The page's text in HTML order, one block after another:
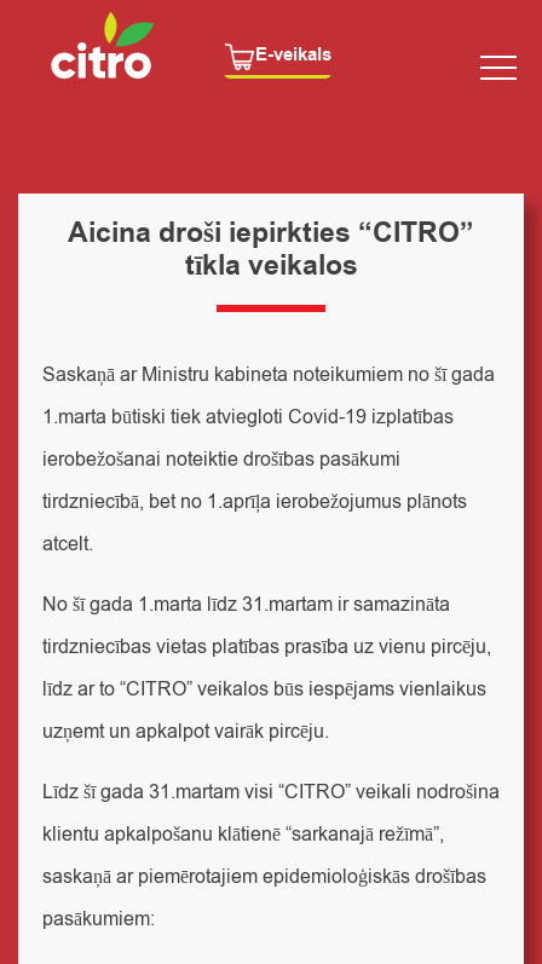
E-veikals
Aicina droši iepirkties “CITRO”
tīkla veikalos
Saskaņā ar Ministru kabineta noteikumiem no šī gada
1.marta būtiski tiek atviegloti Covid-19 izplatības
ierobežošanai noteiktie drošības pasākumi
tirdzniecībā, bet no 1.aprīļa ierobežojumus plānots
atcelt.
No šī gada 1.marta līdz 31.martam ir samazināta
tirdzniecības vietas platības prasība uz vienu pircēju,
līdz ar to “CITRO” veikalos būs iespējams vienlaikus
uzņemt un apkalpot vairāk pircēju.
Līdz šī gada 31.martam visi “CITRO” veikali nodrošina
klientu apkalpošanu klātienē “sarkanajā režīmā”,
saskaņā ar piemērotajiem epidemioloģiskās drošības
pasākumiem: